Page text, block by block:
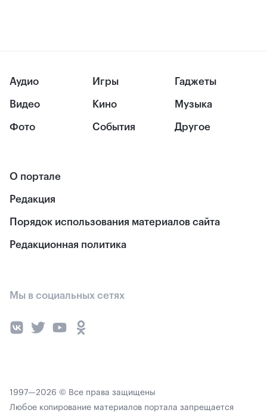
Аудио
Видео
Фото
Игры
Кино
События
Гаджеты
Музыка
Другое
О портале
Редакция
Порядок использования материалов сайта
Редакционная политика
Мы в социальных сетях
1997—2026 © Все права защищены
Любое копирование материалов портала запрещается